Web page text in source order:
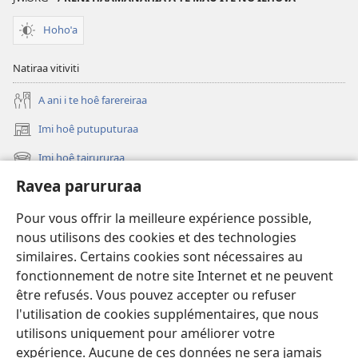
Ravea parururaa
Pour vous offrir la meilleure expérience possible,
nous utilisons des cookies et des technologies
similaires. Certains cookies sont nécessaires au
fonctionnement de notre site Internet et ne peuvent
être refusés. Vous pouvez accepter ou refuser
l'utilisation de cookies supplémentaires, que nous
utilisons uniquement pour améliorer votre
expérience. Aucune de ces données ne sera jamais
Hohoˈa
Natiraa vitiviti
A ani i te hoê farereiraa
Imi hoê putuputuraa
(opens
new Imi hoê tairururaa
(opens
new
window)
Eaha te mea apî
Video
Maimiraa
Te mau ô
(opens
new
window)VAIRAA PAPAI NATIRARA Watchtower
(opens
new